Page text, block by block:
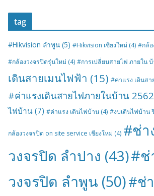
tag
#Hikvision ลำพูน (5) #Hikvision เชียงใหม่ (4) #กล้
#กล้องวงจรปิดรุ่นใหม่ (4) #การเปลี่ยนสายไฟ ภายใน
เดินสายเมนไฟฟ้า (15) #ค่าแรง เดินส
#ค่าแรงเดินสายไฟภายในบ้าน 2562
ไฟบ้าน(7) #ค่าแรง เดินไฟบ้าน (4) #งบเดินไฟบ้าน
กล้องวงจรปิด on site service เชียงใหม่ (4) #ช่า
วงจรปิด ลำปาง (43)#ช่
วงจรปิด ลำพูน (50)#ช่